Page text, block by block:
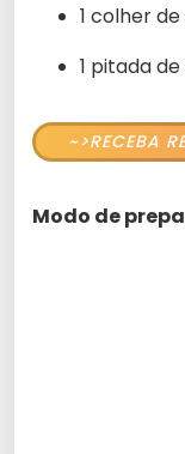
1 colher
1 pitada de
~>RECEBA
Modo de